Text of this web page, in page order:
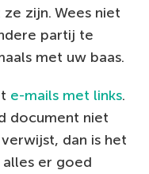
zijn. Wees niet
partij te
met uw baas.
e-mails met links.
document niet
dan is het
er goed